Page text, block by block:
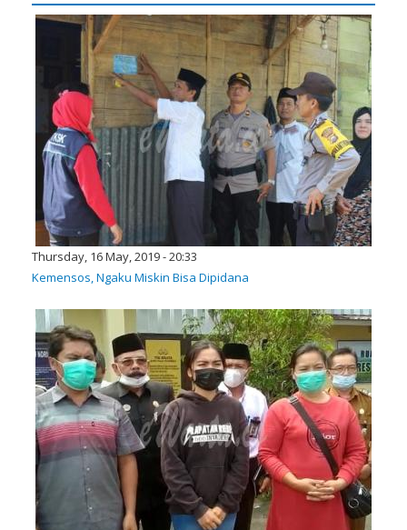
Thursday, 16 May, 2019 - 20:33
Kemensos, Ngaku Miskin Bisa Dipidana